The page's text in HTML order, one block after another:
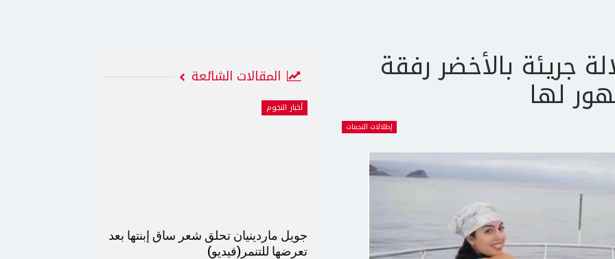
جريئة بالأخضر رفقة
لها
إطلالات النجمات
المقالات الشائعة
أخبار النجوم
جويل ماردينيان تحلق شعر ساق إبنتها بعد
تعرضها للتنمر(فيديو)